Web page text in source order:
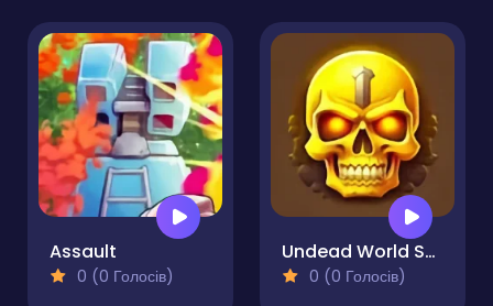
Assault
0 (0 Голосів)
Undead World Skeleton Warriors
0 (0 Голосів)